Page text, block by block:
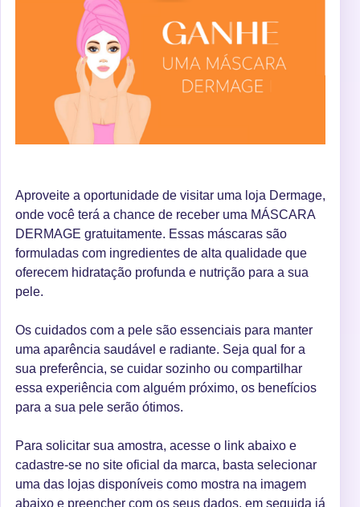
Aproveite a oportunidade de visitar uma loja Dermage,
onde você terá a chance de receber uma MÁSCARA
DERMAGE gratuitamente. Essas máscaras são
formuladas com ingredientes de alta qualidade que
oferecem hidratação profunda e nutrição para a sua
pele.
Os cuidados com a pele são essenciais para manter
uma aparência saudável e radiante. Seja qual for a
sua preferência, se cuidar sozinho ou compartilhar
essa experiência com alguém próximo, os benefícios
para a sua pele serão ótimos.
Para solicitar sua amostra, acesse o link abaixo e
cadastre-se no site oficial da marca, basta selecionar
uma das lojas disponíveis como mostra na imagem
abaixo e preencher com os seus dados, em seguida já